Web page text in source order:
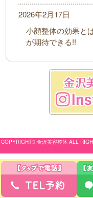
小顔整体の効果と
が期待できる!!
2026年2月17日
COPYRIGHT© 金沢美容整体 ALL